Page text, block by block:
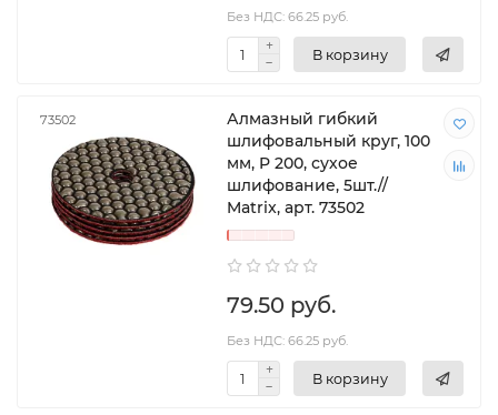
Без НДС: 66.25 руб.
В корзину
73502
Алмазный гибкий
шлифовальный круг, 100
мм, P 200, сухое
шлифование, 5шт.//
Matrix, арт. 73502
79.50 руб.
Без НДС: 66.25 руб.
В корзину